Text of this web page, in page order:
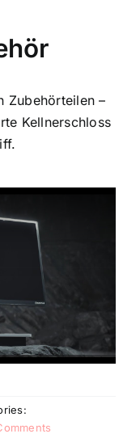
Zubehörteilen –
Kellnerschloss